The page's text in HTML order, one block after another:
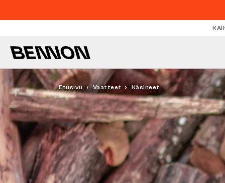
Etusivu Vaatteet Käsineet